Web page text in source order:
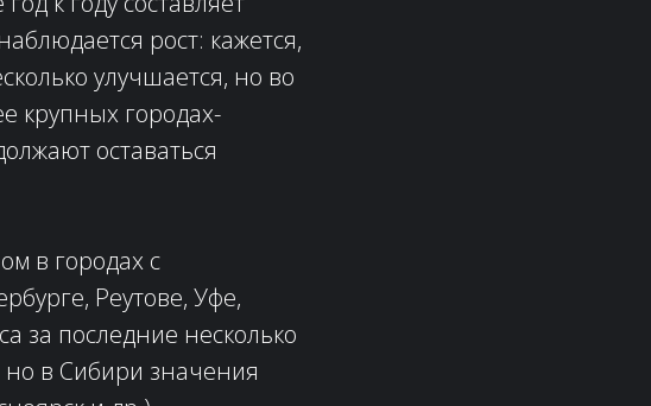
рост: кажется,
улучшается, но во
крупных городах-
оставаться
в городах с
Реутове, Уфе,
за последние несколько
но в Сибири значения